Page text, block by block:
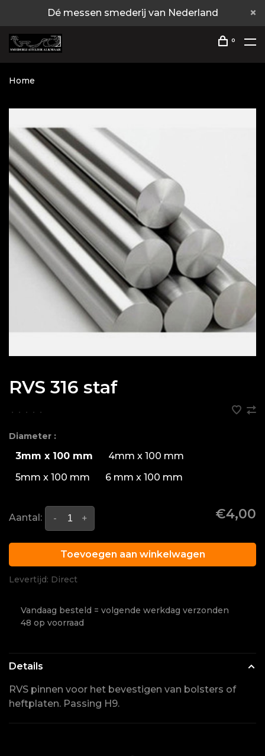
Dé messen smederij van Nederland
0
Home
RVS 316 staf
• • • • •
Diameter :
3mm x 100 mm
4mm x 100 mm
5mm x 100 mm
6 mm x 100 mm
Aantal: +
- €4,00
Toevoegen aan winkelwagen
Levertijd: Direct
Vandaag besteld = volgende werkdag verzonden
48 op voorraad
Details
RVS pinnen voor het bevestigen van bolsters of
heftplaten. Passing H9.